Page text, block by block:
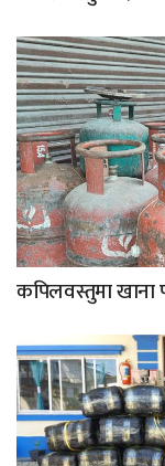
कपिलवस्तुमा खाना